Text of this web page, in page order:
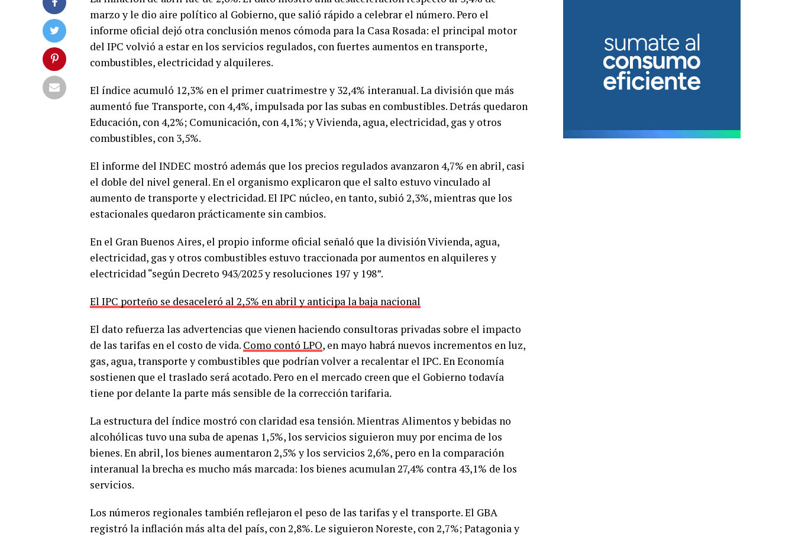
marzo y le dio aire político al Gobierno, que salió rápido a celebrar el número. Pero el
informe oficial dejó otra conclusión menos cómoda para la Casa Rosada: el principal motor
del IPC volvió a estar en los servicios regulados, con fuertes aumentos en transporte,
combustibles, electricidad y alquileres.
El índice acumuló 12,3% en el primer cuatrimestre y 32,4% interanual. La división que más
aumentó fue Transporte, con 4,4%, impulsada por las subas en combustibles. Detrás quedaron
Educación, con 4,2%; Comunicación, con 4,1%; y Vivienda, agua, electricidad, gas y otros
combustibles, con 3,5%.
El informe del INDEC mostró además que los precios regulados avanzaron 4,7% en abril, casi
el doble del nivel general. En el organismo explicaron que el salto estuvo vinculado al
aumento de transporte y electricidad. El IPC núcleo, en tanto, subió 2,3%, mientras que los
estacionales quedaron prácticamente sin cambios.
En el Gran Buenos Aires, el propio informe oficial señaló que la división Vivienda, agua,
electricidad, gas y otros combustibles estuvo traccionada por aumentos en alquileres y
electricidad “según Decreto 943/2025 y resoluciones 197 y 198”.
El IPC porteño se desaceleró al 2,5% en abril y anticipa la baja nacional
El dato refuerza las advertencias que vienen haciendo consultoras privadas sobre el impacto
de las tarifas en el costo de vida. Como contó LPO, en mayo habrá nuevos incrementos en luz,
gas, agua, transporte y combustibles que podrían volver a recalentar el IPC. En Economía
sostienen que el traslado será acotado. Pero en el mercado creen que el Gobierno todavía
tiene por delante la parte más sensible de la corrección tarifaria.
La estructura del índice mostró con claridad esa tensión. Mientras Alimentos y bebidas no
alcohólicas tuvo una suba de apenas 1,5%, los servicios siguieron muy por encima de los
bienes. En abril, los bienes aumentaron 2,5% y los servicios 2,6%, pero en la comparación
interanual la brecha es mucho más marcada: los bienes acumulan 27,4% contra 43,1% de los
servicios.
Los números regionales también reflejaron el peso de las tarifas y el transporte. El GBA
registró la inflación más alta del país, con 2,8%. Le siguieron Noreste, con 2,7%; Patagonia y